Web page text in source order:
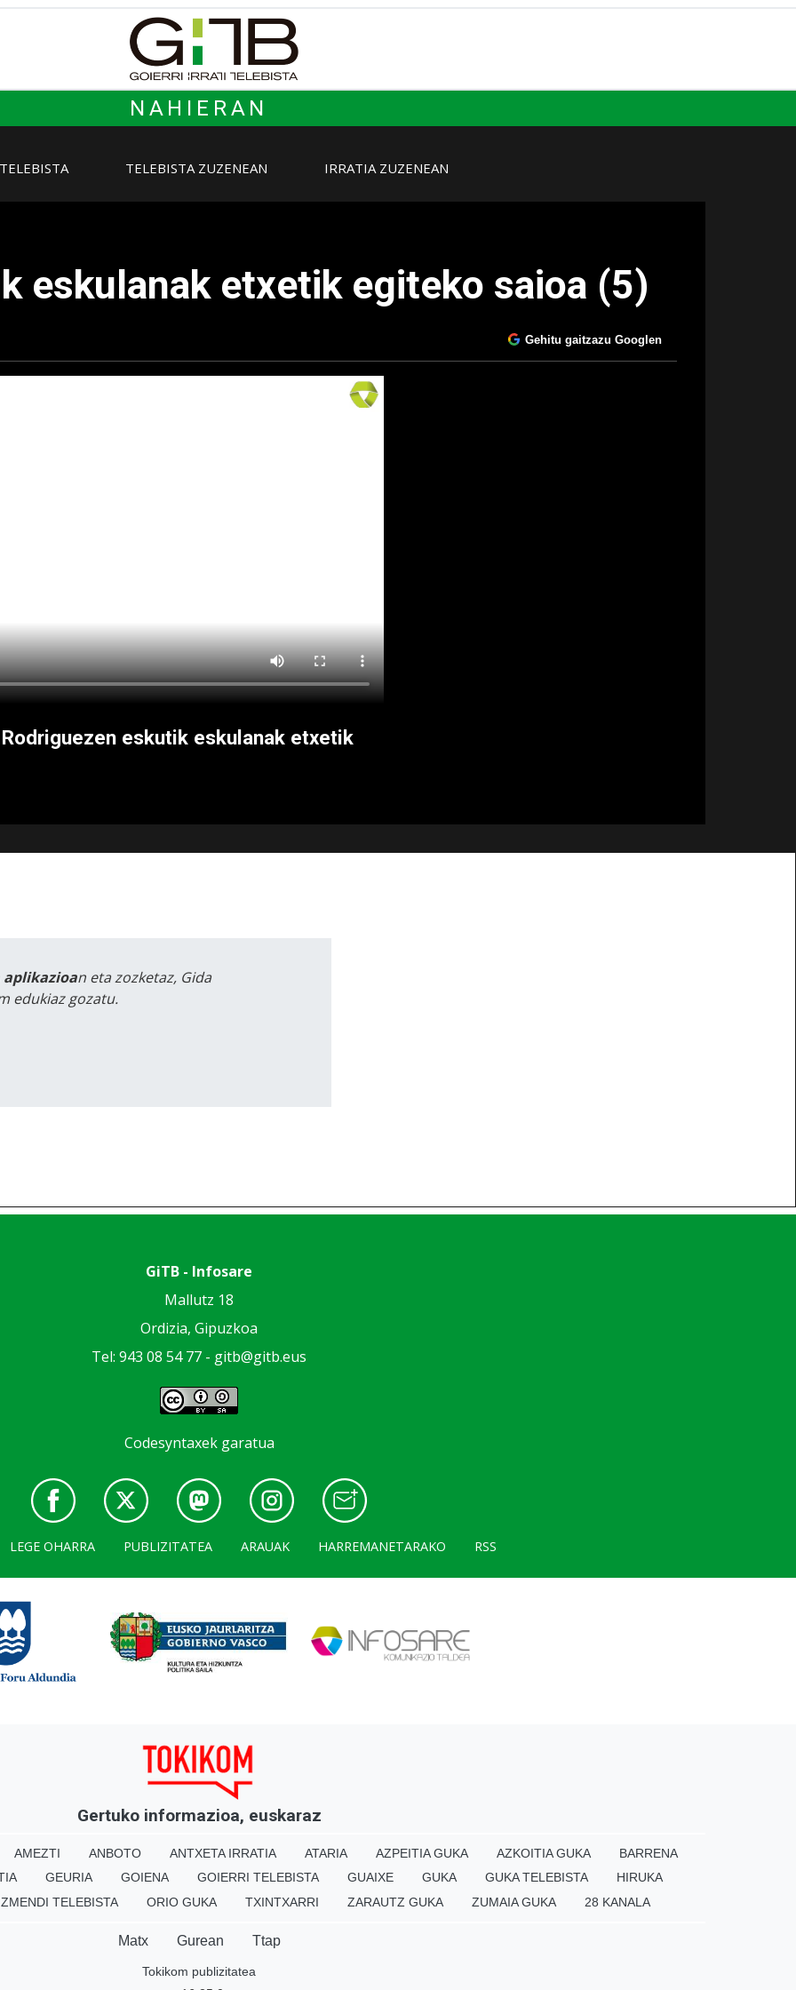
NAHIERAN
TELEBISTA ZUZENEAN IRRATIA ZUZENEAN
eskulanak etxetik egiteko saioa (5)
Gehitu gaitzazu Googlen
eskutik eskulanak etxetik
aplikazioan eta zozketaz, Gida
edukiaz gozatu.
GiTB - Infosare
Mallutz 18
Ordizia, Gipuzkoa
Tel: 943 08 54 77 - gitb@gitb.eus
Codesyntaxek garatua
LEGE OHARRA PUBLIZITATEA ARAUAK HARREMANETARAKO RSS
Gertuko informazioa, euskaraz
AMEZTI ANBOTO ANTXETA IRRATIA ATARIA AZPEITIA GUKA AZKOITIA GUKA
BARRENA
GEURIA GOIENA GOIERRI TELEBISTA GUAIXE GUKA GUKA TELEBISTA
HIRUKA
TELEBISTA ORIO GUKA TXINTXARRI ZARAUTZ GUKA ZUMAIA GUKA 28 KANALA
Matx Gurean Ttap
Tokikom publizitatea